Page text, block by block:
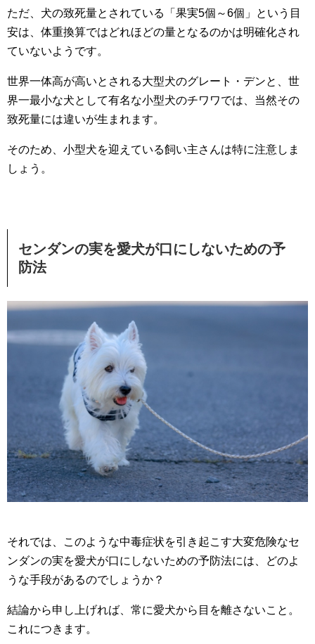
ただ、犬の致死量とされている「果実5個～6個」という目
安は、体重換算ではどれほどの量となるのかは明確化され
ていないようです。
世界一体高が高いとされる大型犬のグレート・デンと、世
界一最小な犬として有名な小型犬のチワワでは、当然その
致死量には違いが生まれます。
そのため、小型犬を迎えている飼い主さんは特に注意しま
しょう。
センダンの実を愛犬が口にしないための予
防法
それでは、このような中毒症状を引き起こす大変危険なセ
ンダンの実を愛犬が口にしないための予防法には、どのよ
うな手段があるのでしょうか？
結論から申し上げれば、常に愛犬から目を離さないこと。
これにつきます。